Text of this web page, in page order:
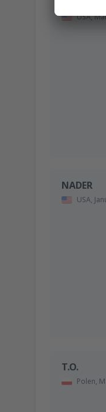
USA,
NADER
USA,
T.O.
Polen,